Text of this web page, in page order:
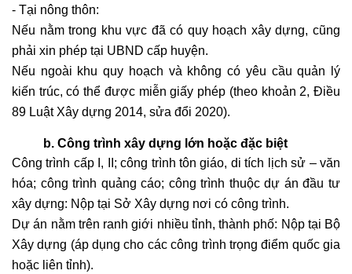
- Tại nông thôn:
Nếu nằm trong khu vực đã có quy hoạch xây dựng, cũng
phải xin phép tại UBND cấp huyện.
Nếu ngoài khu quy hoạch và không có yêu cầu quản lý
kiến trúc, có thể được miễn giấy phép (theo khoản 2, Điều
89 Luật Xây dựng 2014, sửa đổi 2020).
b. Công trình xây dựng lớn hoặc đặc biệt
Công trình cấp I, II; công trình tôn giáo, di tích lịch sử – văn
hóa; công trình quảng cáo; công trình thuộc dự án đầu tư
xây dựng: Nộp tại Sở Xây dựng nơi có công trình.
Dự án nằm trên ranh giới nhiều tỉnh, thành phố: Nộp tại Bộ
Xây dựng (áp dụng cho các công trình trọng điểm quốc gia
hoặc liên tỉnh).